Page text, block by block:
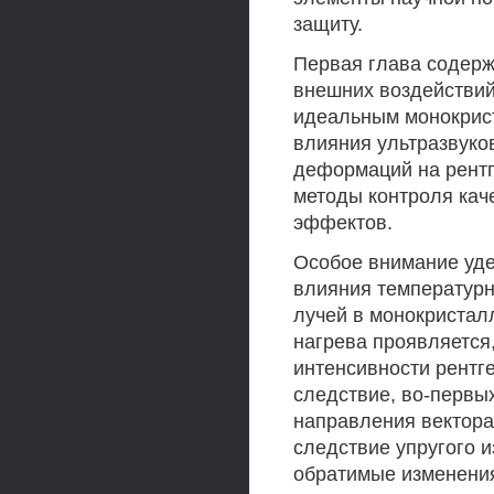
защиту.
Первая глава
внешних
идеальным
влияния
деформаций на
методы контроля
эффектов.
Особое внимание
влияния
лучей в
нагрева
интенсивности
следствие, во-
направления
следствие упругого
обратимые